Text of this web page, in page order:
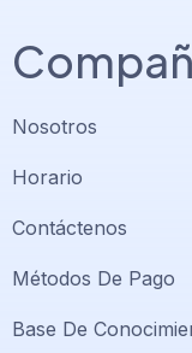
Nosotros
Horario
Contáctenos
Métodos De Pago
Base De